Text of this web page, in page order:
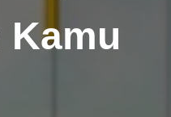
Kamu